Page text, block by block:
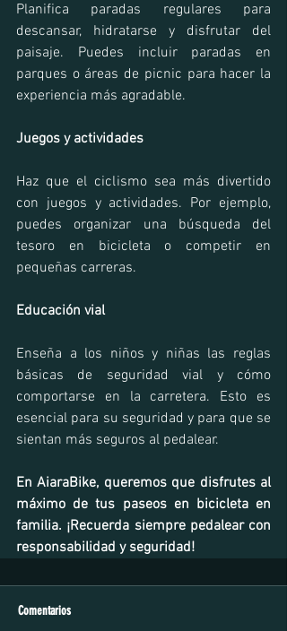
Planifica paradas regulares para
descansar, hidratarse y disfrutar del
paisaje. Puedes incluir paradas en
parques o áreas de picnic para hacer la
experiencia más agradable.
Juegos y actividades
Haz que el ciclismo sea más divertido
con juegos y actividades. Por ejemplo,
puedes organizar una búsqueda del
tesoro en bicicleta o competir en
pequeñas carreras.
Educación vial
Enseña a los niños y niñas las reglas
básicas de seguridad vial y cómo
comportarse en la carretera. Esto es
esencial para su seguridad y para que se
sientan más seguros al pedalear.
En AiaraBike, queremos que disfrutes al
máximo de tus paseos en bicicleta en
familia. ¡Recuerda siempre pedalear con
responsabilidad y seguridad!
Comentarios